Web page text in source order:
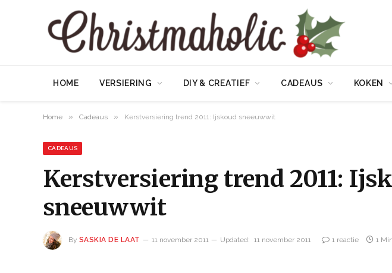
HOME VERSIERING DIY & CREATIEF CADEAUS KOKEN
Home » Cadeaus » Kerstversiering trend 2011: Ijskoud sneeuwwit
CADEAUS
Kerstversiering trend 2011:
sneeuwwit
By SASKIA DE LAAT 11 november 2011 Updated: 11 november 2011 1 reactie 1